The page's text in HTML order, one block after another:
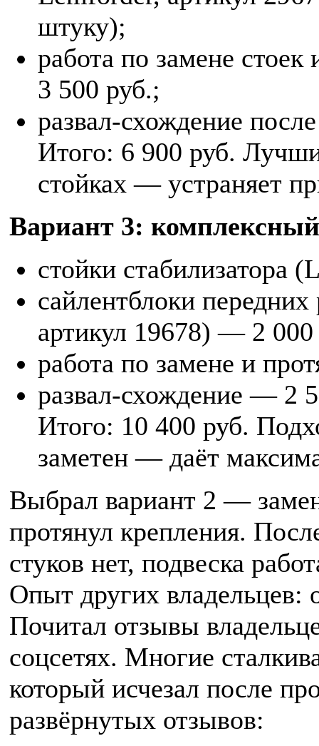
штуку);
работа по замене
3 500 руб.;
развал‑схождение
Итого: 6 900 руб.
стойках — устраняет
Вариант 3:
стойки стабилизатора
сайлентблоки
артикул 19678) — 2
работа по замене и
развал‑схождение — 2
Итого: 10 400 руб.
заметен — даёт
Выбрал вариант 2 —
протянул крепления.
стуков нет, подвеска
Опыт других владельцев:
Почитал отзывы
соцсетях. Многие
который исчезал после
развёрнутых отзывов: